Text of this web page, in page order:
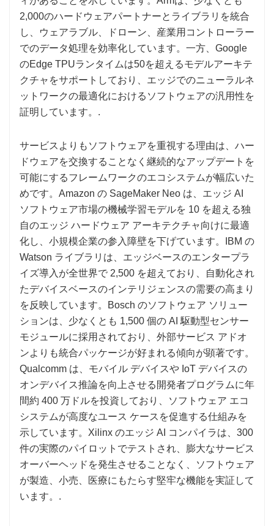
2,000のハードウェアパートナーとライブラリを統合
し、ウェアラブル、ドローン、産業用コントローラー
でのデータ処理を効率化しています。一方、Google
のEdge TPUランタイムは50を超えるモデルアーキテ
クチャをサポートしており、エッジでのニューラルネ
ットワークの最適化におけるソフトウェアの汎用性を
証明しています。.
サービスよりもソフトウェアを重視する理由は、ハー
ドウェアを交換することなく継続的なアップデートを
可能にするフレームワークのエコシステムが幅広いた
めです。Amazon の SageMaker Neo は、エッジ AI
ソフトウェア市場の機械学習モデルを 10 を超える独
自のエッジ ハードウェア アーキテクチャ向けに最適
化し、小規模企業の参入障壁を下げています。IBM の
Watson ライブラリは、エッジベースのエンタープラ
イズ導入が全世界で 2,500 を超えており、自動化され
たデバイスベースのインテリジェンスの需要の高まり
を反映しています。Bosch のソフトウェア ソリュー
ションは、少なくとも 1,500 個の AI 駆動型センサー
モジュールに採用されており、外部サービス アドオ
ンよりも統合パッケージが好まれる傾向が顕著です。
Qualcomm は、モバイル デバイスや IoT デバイスの
オンデバイス推論を向上させる開発者プログラムに年
間約 400 万ドルを投資しており、ソフトウェア エコ
システムが高度なユース ケースを促進する仕組みを
示しています。Xilinx のエッジ AI コンパイラは、300
件の実際のパイロットでテストされ、膨大なサービス
オーバーヘッドを発生させることなく、ソフトウェア
が製造、小売、医療にもたらす堅牢な機能を実証して
います。.